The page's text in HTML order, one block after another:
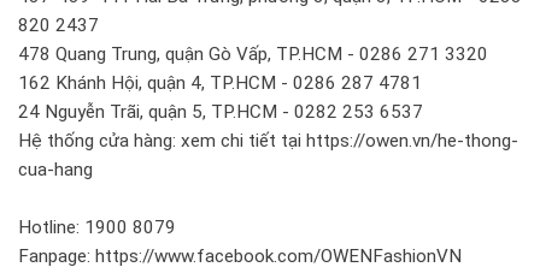
820 2437
478 Quang Trung, quận Gò Vấp, TP.HCM - 0286 271 3320
162 Khánh Hội, quận 4, TP.HCM - 0286 287 4781
24 Nguyễn Trãi, quận 5, TP.HCM - 0282 253 6537
Hệ thống cửa hàng: xem chi tiết tại https://owen.vn/he-thong-
cua-hang
Hotline: 1900 8079
Fanpage: https://www.facebook.com/OWENFashionVN